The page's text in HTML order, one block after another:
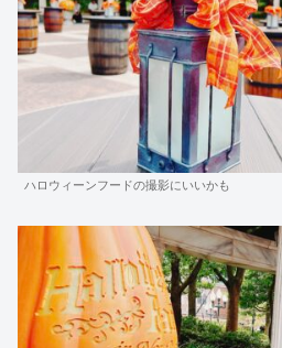
ハロウィーンフードの撮影にいいかも